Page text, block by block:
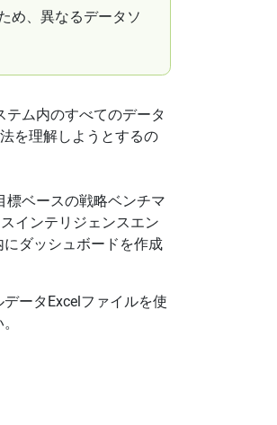
め、異なるデータソ
ム内のすべてのデータ
を理解しようとするの
標ベースの戦略ベンチマ
インテリジェンスエン
ダッシュボードを作成
ータExcelファイルを使